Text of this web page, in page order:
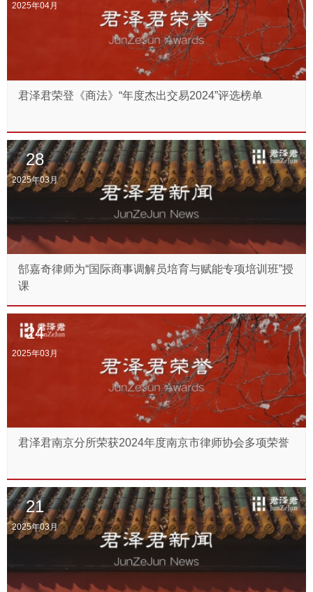
2025年04月
君泽君荣登《商法》“年度杰出交易2024”评选榜单
28
2025年03月
郜嘉奇律师为“国际商事调解员培育与赋能专项培训班”授
课
24
2025年03月
君泽君南京分所荣获2024年度南京市律师协会多项荣誉
21
2025年03月